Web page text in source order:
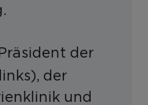
der
der
und